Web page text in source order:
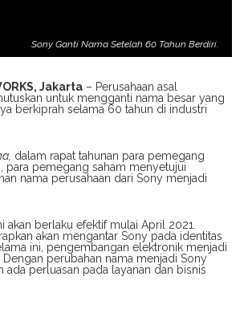
Sony Ganti Nama Setelah 60 Tahun Berdiri.
Jakarta – Perusahaan asal
untuk mengganti nama besar yang
berkiprah selama 60 tahun di industri
dalam rapat tahunan para pemegang
para pemegang saham menyetujui
nama perusahaan dari Sony menjadi
akan berlaku efektif mulai April 2021.
akan mengantar Sony pada identitas
ini, pengembangan elektronik menjadi
Dengan perubahan nama menjadi Sony
ada perluasan pada layanan dan bisnis